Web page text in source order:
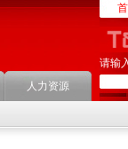
人力资源
请输